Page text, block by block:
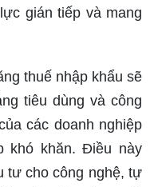
gián tiếp và mang
thuế nhập khẩu sẽ
tiêu dùng và công
các doanh nghiệp
khó khăn. Điều này
tư cho công nghệ, tự